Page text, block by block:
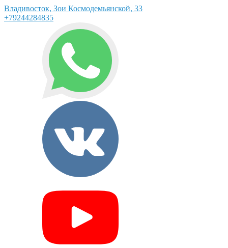
Владивосток, Зои Космодемьянской, 33
+79244284835